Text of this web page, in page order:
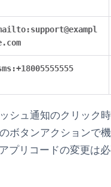
support@exampl
シュ通知のクリック
ボタンアクションで
プリコードの変更は必